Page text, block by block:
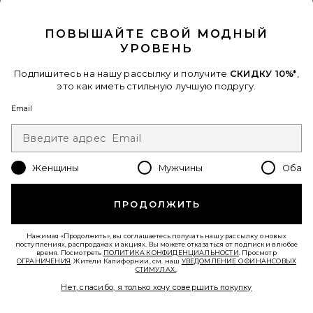
Когда вы подписываетесь на нашу рассылку, указав свой email.
Отписаться можно в любой момент.политика
Email Address
Change Country Regions
ru USD
ПОМОГИТЕ НАМ СТАТЬ ЛУЧШЕ!
Пройти краткий опрос о сегодняшнем визите. Вперед!
ПОВЫШАЙТЕ СВОЙ МОДНЫЙ
УРОВЕНЬ
Подпишитесь на нашу рассылку и получите СКИДКУ 10%*
это как иметь стильную лучшую подругу.
Email
Женщины Мужчины Оба
ПРОДОЛЖИТЬ
Нажимая «Продолжить», вы соглашаетесь получать нашу рассылку о новых
поступлениях, распродажах и акциях. Вы можете отказаться от подписки в любое
время. Посмотреть ПОЛИТИКА КОНФИДЕНЦИАЛЬНОСТИ . Просмотр
ОГРАНИЧЕНИЯ . Жители Калифорнии, см. наш УВЕДОМЛЕНИЕ О ФИНАНСОВЫХ
СТИМУЛАХ.
Нет, спасибо, я только хочу совершить покупку